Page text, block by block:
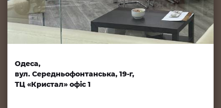
Одеса,
вул. Середньофонтанська, 19-г,
ТЦ «Кристал» офіс 1